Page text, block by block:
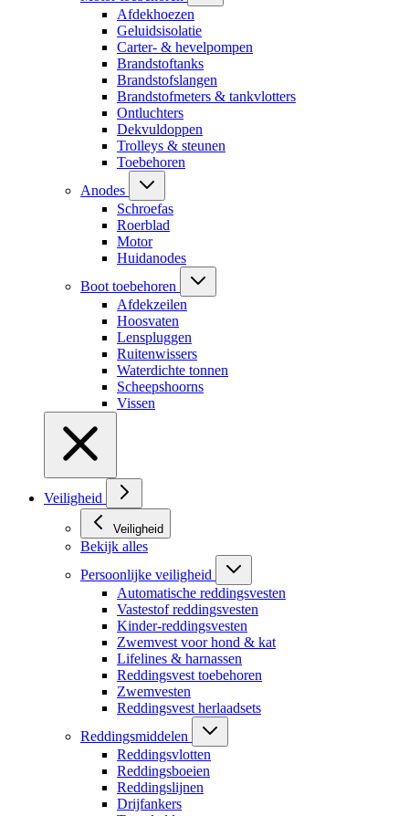
Afdekhoezen
Geluidsisolatie
Carter- & hevelpompen
Brandstoftanks
Brandstofslangen
Brandstofmeters & tankvlotters
Ontluchters
Dekvuldoppen
Trolleys & steunen
Toebehoren
Anodes
Schroefas
Roerblad
Motor
Huidanodes
Boot toebehoren
Afdekzeilen
Hoosvaten
Lenspluggen
Ruitenwissers
Waterdichte tonnen
Scheepshoorns
Vissen
Veiligheid
Veiligheid
Bekijk alles
Persoonlijke veiligheid
Automatische reddingsvesten
Vastestof reddingsvesten
Kinder-reddingsvesten
Zwemvest voor hond & kat
Lifelines & harnassen
Reddingsvest toebehoren
Zwemvesten
Reddingsvest herlaadsets
Reddingsmiddelen
Reddingsvlotten
Reddingsboeien
Reddingslijnen
Drijfankers